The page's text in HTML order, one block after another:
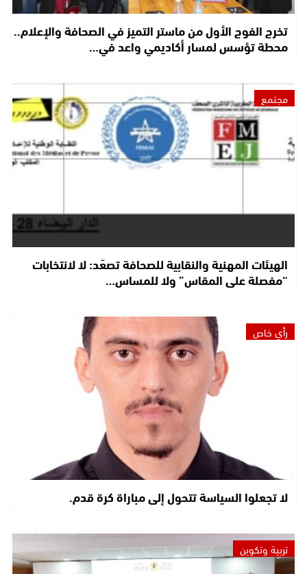
تخرج الفوج الأول من ماستر التميز في الصحافة والإعلام..
محطة تؤسس لمسار أكاديمي واعد في…
مجتمع
الهيئات المهنية والنقابية للصحافة تصعّد: لا لانتخابات
“مفصلة على المقاس” ولا للمساس…
رأي خاص
لا تجعلوا السياسة تتحول إلى مباراة كرة قدم.
تربية وتكوين